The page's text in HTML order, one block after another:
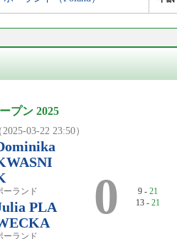
プン 2025
2025-03-22 23:50）
ーランド
PLA
ーランド
0 9 - 21
13 - 21